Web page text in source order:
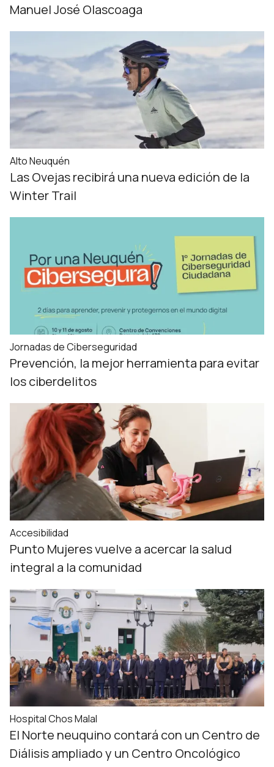
Manuel José Olascoaga
Alto Neuquén
Las Ovejas recibirá una nueva edición de la
Winter Trail
Jornadas de Ciberseguridad
Prevención, la mejor herramienta para evitar
los ciberdelitos
Accesibilidad
Punto Mujeres vuelve a acercar la salud
integral a la comunidad
Hospital Chos Malal
El Norte neuquino contará con un Centro de
Diálisis ampliado y un Centro Oncológico